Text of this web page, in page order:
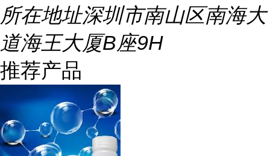
所在地址深圳市南山区南海大
道海王大厦B座9H
推荐产品